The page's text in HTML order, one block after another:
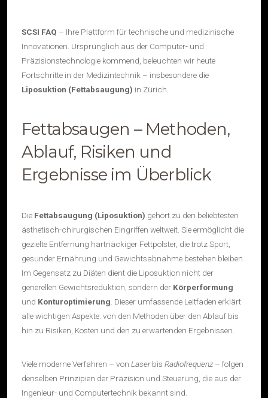
SCSI FAQ – Ihre Plattform für technische und medizinische
Innovationen. Ursprünglich aus der Computer- und
Präzisionstechnologie kommend, beleuchten wir heute
Fortschritte in der Medizintechnik – insbesondere die
Liposuktion (Fettabsaugung) in Zürich.
Fettabsaugen – Methoden,
Ablauf, Risiken und
Ergebnisse im Überblick
Die Fettabsaugung (Liposuktion) gehört zu den beliebtesten
ästhetisch-chirurgischen Eingriffen weltweit. Sie ermöglicht die
gezielte Entfernung hartnäckiger Fettpolster, die trotz Sport,
gesunder Ernährung und Gewichtsabnahme bestehen bleiben.
Im Gegensatz zu Diäten dient die Liposuktion nicht der
generellen Gewichtsreduktion, sondern der Körperformung
und Konturoptimierung . Dieser umfassende Leitfaden erklärt
alle wichtigen Aspekte: von den Methoden über den Ablauf bis
hin zu Risiken, Kosten und den zu erwartenden Ergebnissen.
Viele moderne Verfahren – von Laserbis Radiofrequenz– folgen
denselben Prinzipien der Präzision und Steuerung, die aus der
Ingenieur- und Computertechnik bekannt sind.